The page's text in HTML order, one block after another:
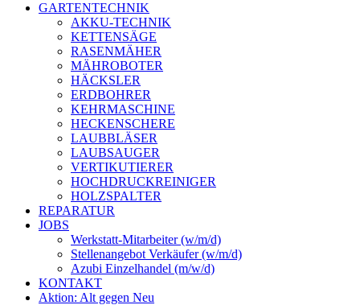
GARTENTECHNIK
AKKU-TECHNIK
KETTENSÄGE
RASENMÄHER
MÄHROBOTER
HÄCKSLER
ERDBOHRER
KEHRMASCHINE
HECKENSCHERE
LAUBBLÄSER
LAUBSAUGER
VERTIKUTIERER
HOCHDRUCKREINIGER
HOLZSPALTER
REPARATUR
JOBS
Werkstatt-Mitarbeiter (w/m/d)
Stellenangebot Verkäufer (w/m/d)
Azubi Einzelhandel (m/w/d)
KONTAKT
Aktion: Alt gegen Neu